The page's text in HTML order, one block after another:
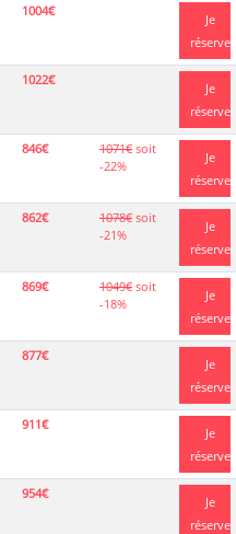
1004€
Je
réserve
1022€
Je
réserve
846€ 1071€ soit
-22%
Je
réserve
862€ 1078€ soit
-21%
Je
réserve
869€ 1049€ soit
-18%
Je
réserve
877€
Je
réserve
911€
Je
réserve
954€
Je
réserve